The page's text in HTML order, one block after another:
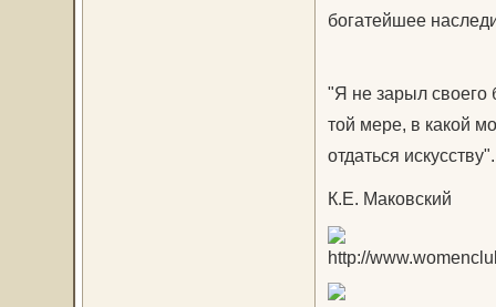
богатейшее
"Я не зарыл своего
той мере, в какой
отдаться искусству".
К.Е. Маковский